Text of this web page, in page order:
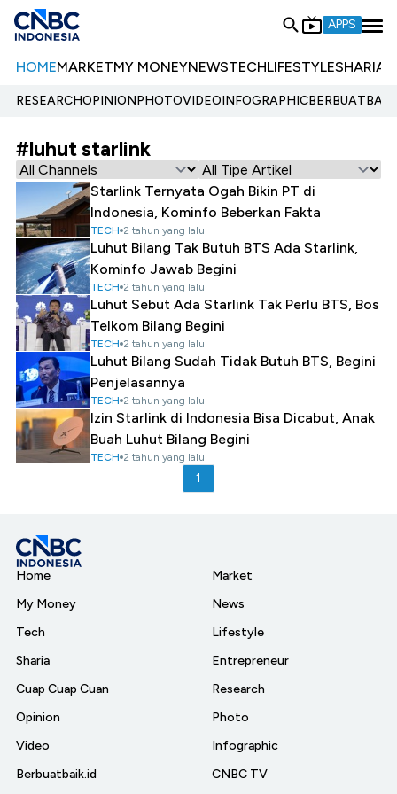
APPS
HOMEMARKETMY MONEYNEWSTECHLIFESTYLESHARIA
RESEARCHOPINIONPHOTOVIDEOINFOGRAPHIC
#luhut starlink
Starlink Ternyata Ogah Bikin PT di
Indonesia, Kominfo Beberkan Fakta
TECH 2 tahun yang lalu
Luhut Bilang Tak Butuh BTS Ada Starlink,
Kominfo Jawab Begini
TECH 2 tahun yang lalu
Luhut Sebut Ada Starlink Tak Perlu BTS, Bos
Telkom Bilang Begini
TECH 2 tahun yang lalu
Luhut Bilang Sudah Tidak Butuh BTS, Begini
Penjelasannya
TECH 2 tahun yang lalu
Izin Starlink di Indonesia Bisa Dicabut, Anak
Buah Luhut Bilang Begini
TECH 2 tahun yang lalu
1
Home
My Money
Tech
Sharia
Cuap Cuap Cuan
Opinion
Video
Berbuatbaik.id
Market
News
Lifestyle
Entrepreneur
Research
Photo
Infographic
CNBC TV